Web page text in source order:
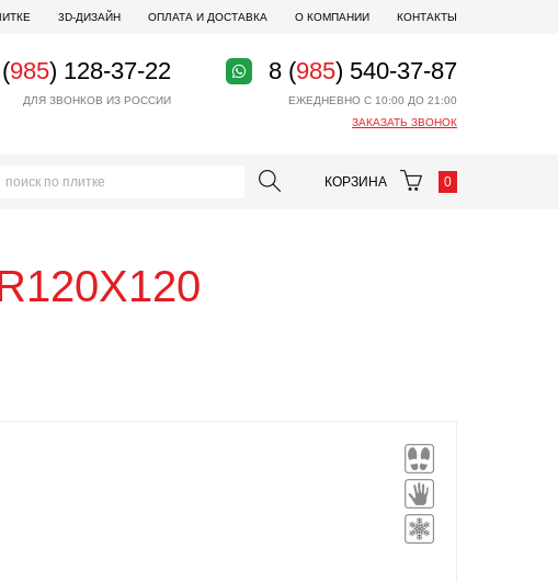
3D-ДИЗАЙН ОПЛАТА И ДОСТАВКА О КОМПАНИИ КОНТАКТЫ
985) 128-37-22
ДЛЯ ЗВОНКОВ ИЗ РОССИИ
8 (985) 540-37-87
ЕЖЕДНЕВНО С 10:00 ДО 21:00
ЗАКАЗАТЬ ЗВОНОК
КОРЗИНА 0